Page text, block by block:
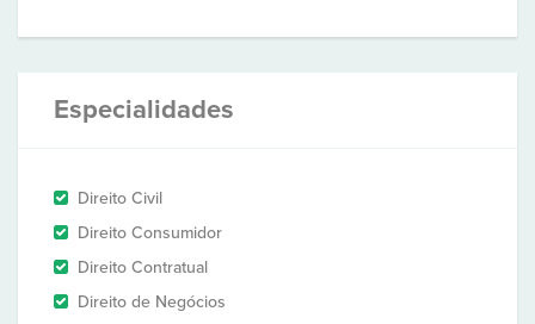
Especialidades
Direito Civil
Direito Consumidor
Direito Contratual
Direito de Negócios